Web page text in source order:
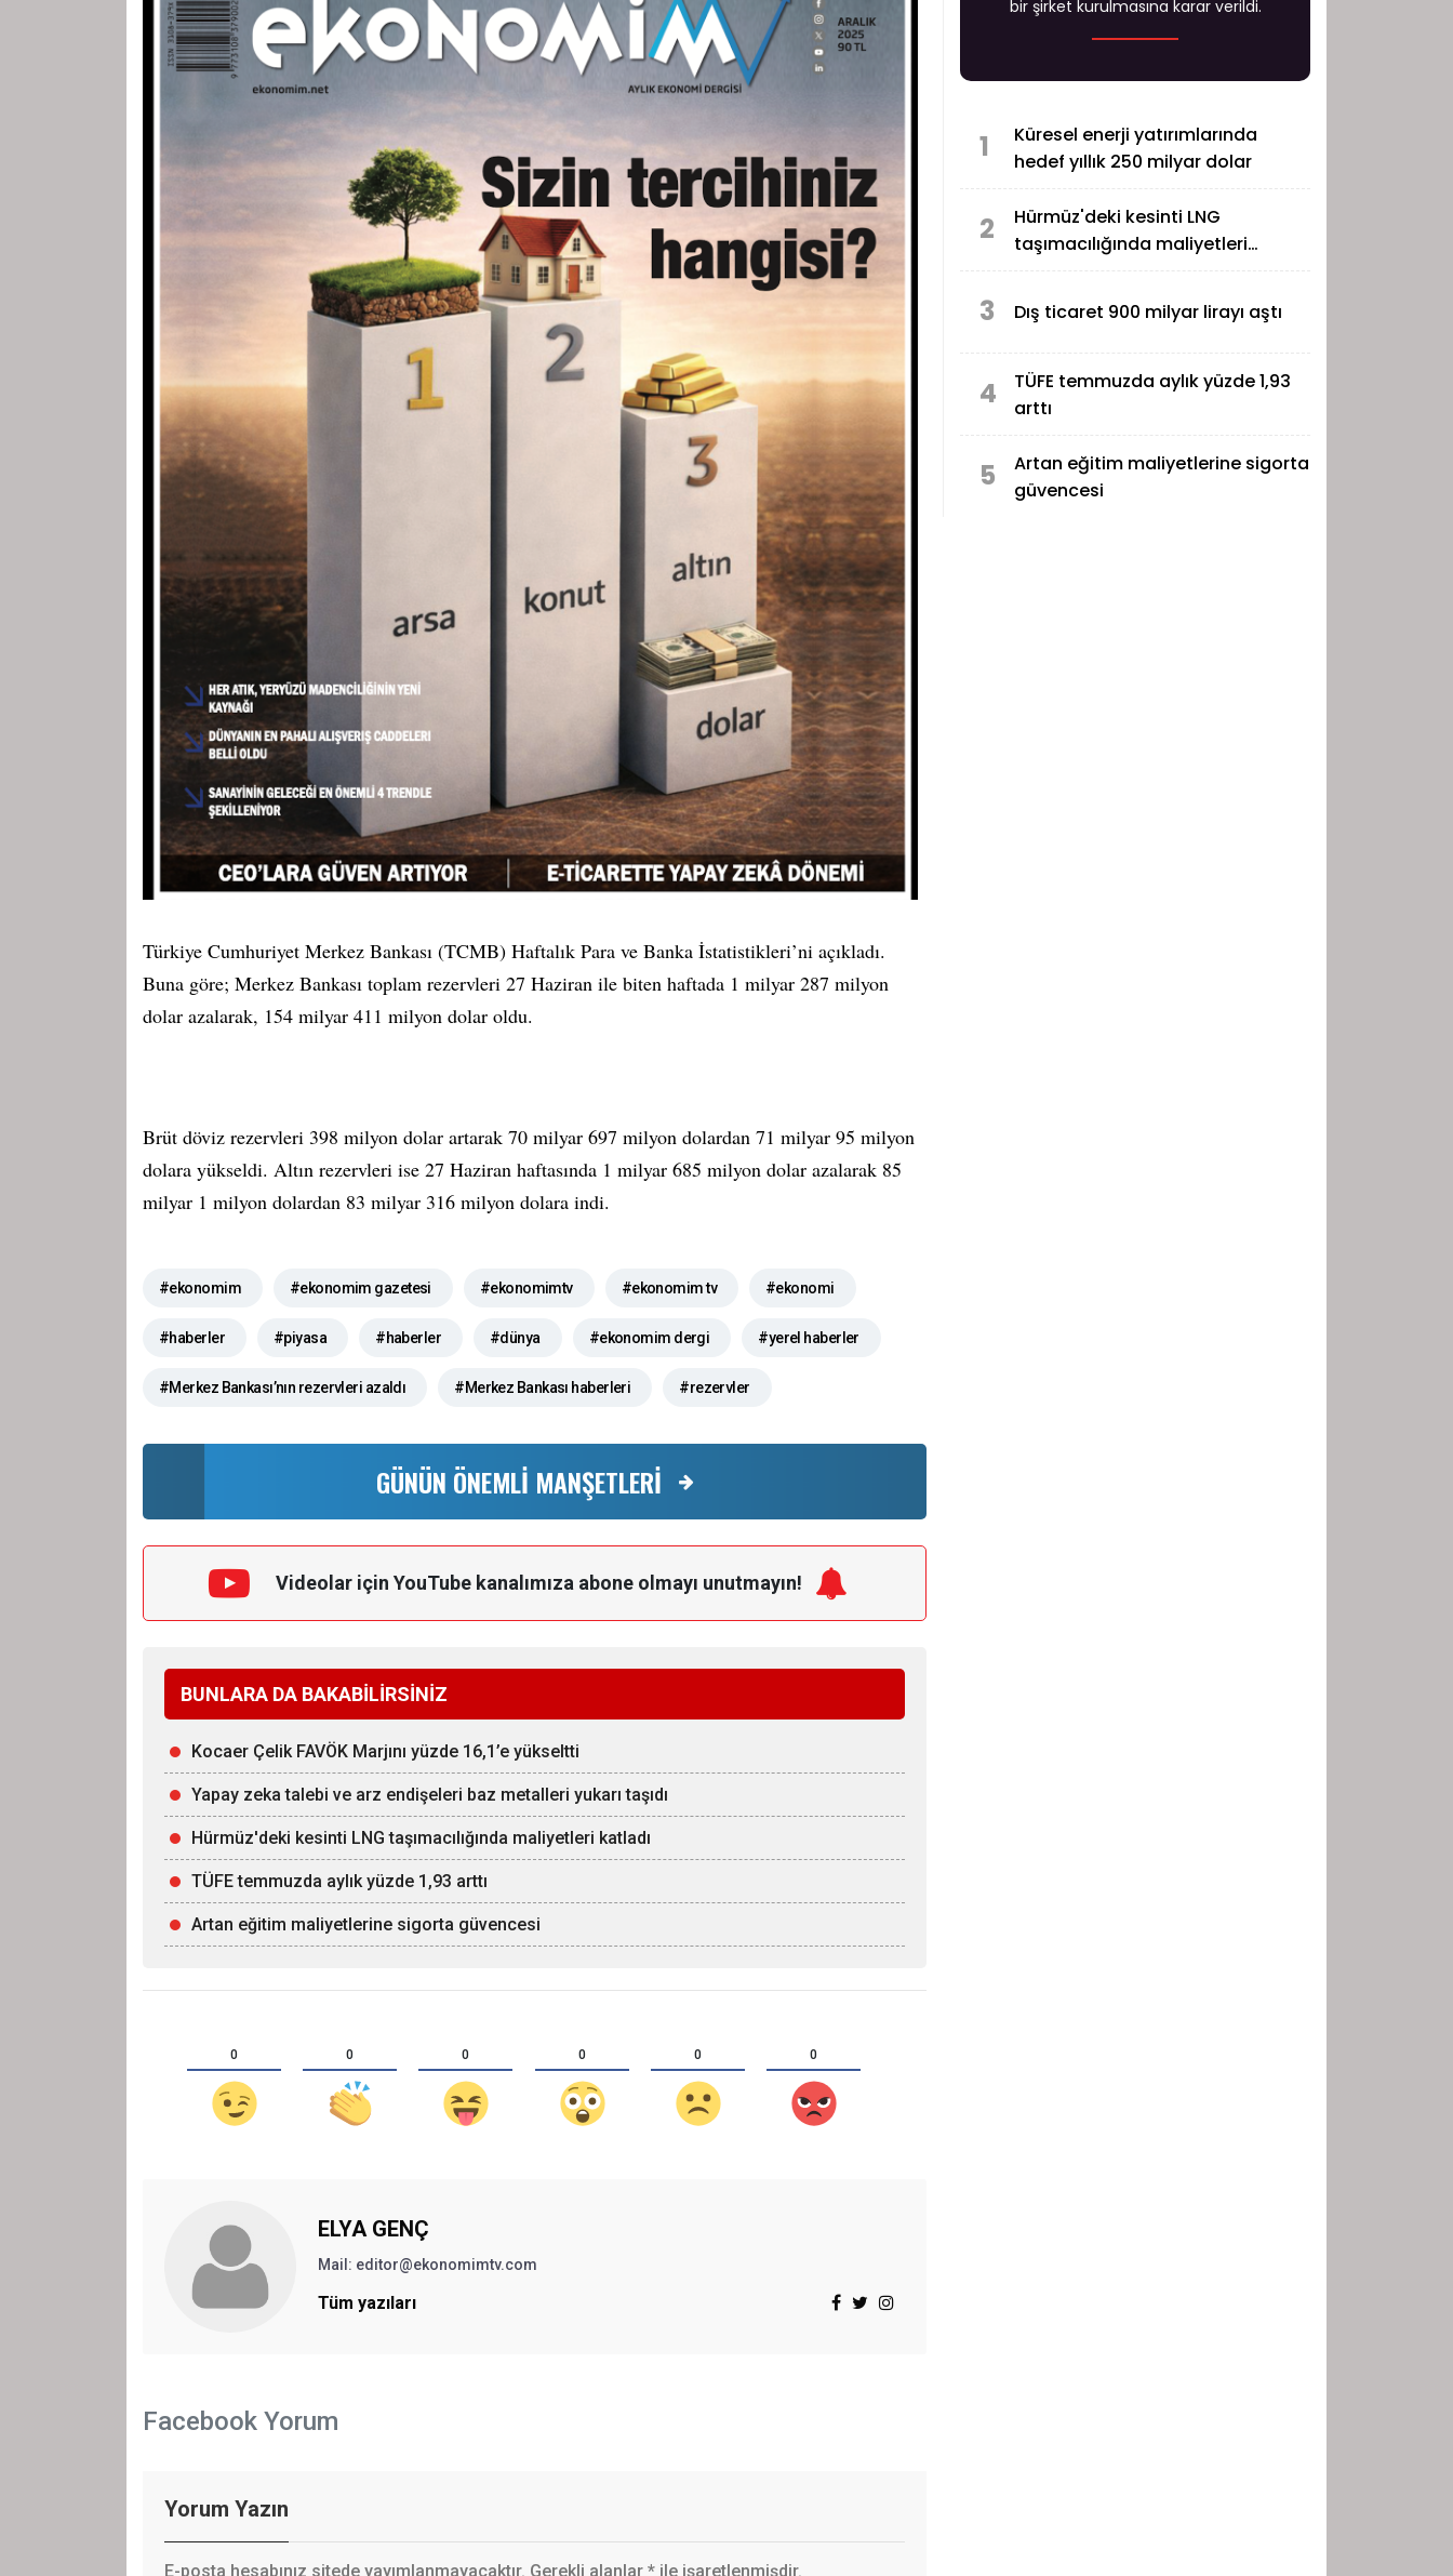
Türkiye Cumhuriyet Merkez Bankası (TCMB) Haftalık Para ve Banka İstatistikleri’ni açıkladı.
Buna göre; Merkez Bankası toplam rezervleri 27 Haziran ile biten haftada 1 milyar 287 milyon
dolar azalarak, 154 milyar 411 milyon dolar oldu.
Brüt döviz rezervleri 398 milyon dolar artarak 70 milyar 697 milyon dolardan 71 milyar 95 milyon
dolara yükseldi. Altın rezervleri ise 27 Haziran haftasında 1 milyar 685 milyon dolar azalarak 85
milyar 1 milyon dolardan 83 milyar 316 milyon dolara indi.
#ekonomim #ekonomim gazetesi #ekonomimtv #ekonomim tv #ekonomi
#haberler #piyasa #haberler #dünya #ekonomim dergi #yerel haberler
#Merkez Bankası’nın rezervleri azaldı #Merkez Bankası haberleri #rezervler
GÜNÜN ÖNEMLİ MANŞETLERİ
Videolar için YouTube kanalımıza abone olmayı unutmayın!
BUNLARA DA BAKABİLİRSİNİZ
Kocaer Çelik FAVÖK Marjını yüzde 16,1’e yükseltti
Yapay zeka talebi ve arz endişeleri baz metalleri yukarı taşıdı
Hürmüz'deki kesinti LNG taşımacılığında maliyetleri katladı
TÜFE temmuzda aylık yüzde 1,93 arttı
Artan eğitim maliyetlerine sigorta güvencesi
0 0 0 0 0 0
ELYA GENÇ
Mail: editor@ekonomimtv.com
Tüm yazıları
Facebook Yorum
Yorum Yazın
E-posta hesabınız sitede yayımlanmayacaktır. Gerekli alanlar * ile işaretlenmişdir.
bir şirket kurulmasına karar verildi.
1
Küresel enerji yatırımlarında
hedef yıllık 250 milyar dolar
2
Hürmüz'deki kesinti LNG
taşımacılığında maliyetleri
3 Dış ticaret 900 milyar lirayı aştı
4
TÜFE temmuzda aylık yüzde 1,93
arttı
5
Artan eğitim maliyetlerine sigorta
güvencesi